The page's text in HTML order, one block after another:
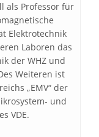
als Professor für
Elektrotechnik
Laboren das
der WHZ und
Weiteren ist
„EMV“ der
und
VDE.